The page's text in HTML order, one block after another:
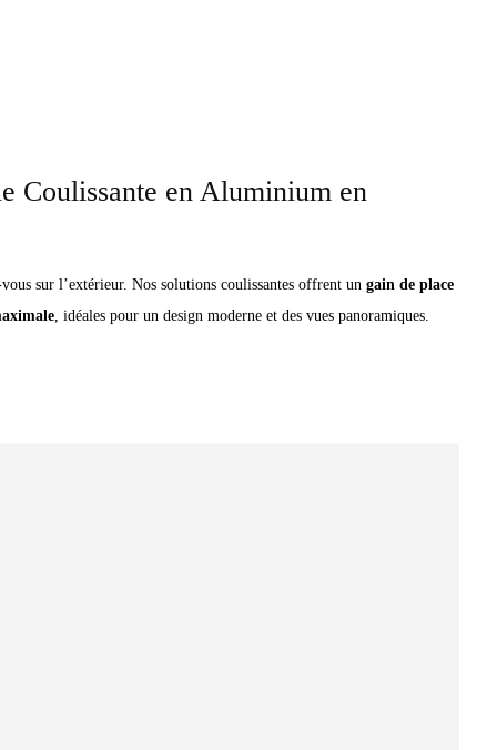
Coulissante en Aluminium en
sur l’extérieur. Nos solutions coulissantes offrent un gain de place
, idéales pour un design moderne et des vues panoramiques.